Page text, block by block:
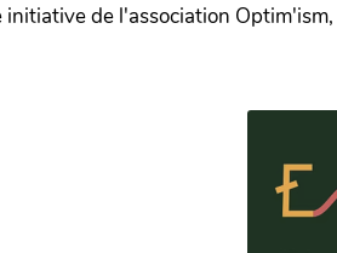
de l'association